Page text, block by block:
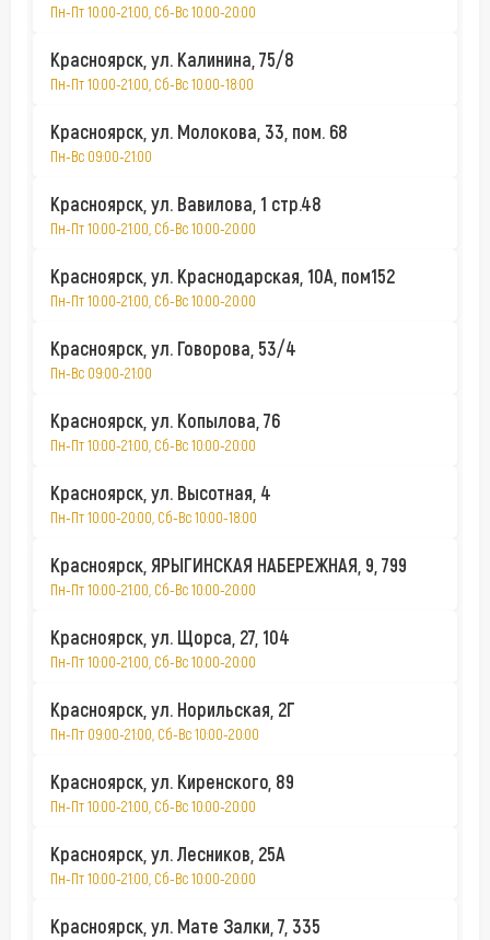
Пн-Пт 10:00-21:00, Сб-Вс 10:00-20:00
Красноярск, ул. Калинина, 75/8
Пн-Пт 10:00-21:00, Сб-Вс 10:00-18:00
Красноярск, ул. Молокова, 33, пом. 68
Пн-Вс 09:00-21:00
Красноярск, ул. Вавилова, 1 стр.48
Пн-Пт 10:00-21:00, Сб-Вс 10:00-20:00
Красноярск, ул. Краснодарская, 10А, пом152
Пн-Пт 10:00-21:00, Сб-Вс 10:00-20:00
Красноярск, ул. Говорова, 53/4
Пн-Вс 09:00-21:00
Красноярск, ул. Копылова, 76
Пн-Пт 10:00-21:00, Сб-Вс 10:00-20:00
Красноярск, ул. Высотная, 4
Пн-Пт 10:00-20:00, Сб-Вс 10:00-18:00
Красноярск, ЯРЫГИНСКАЯ НАБЕРЕЖНАЯ, 9, 799
Пн-Пт 10:00-21:00, Сб-Вс 10:00-20:00
Красноярск, ул. Щорса, 27, 104
Пн-Пт 10:00-21:00, Сб-Вс 10:00-20:00
Красноярск, ул. Норильская, 2Г
Пн-Пт 09:00-21:00, Сб-Вс 10:00-20:00
Красноярск, ул. Киренского, 89
Пн-Пт 10:00-21:00, Сб-Вс 10:00-20:00
Красноярск, ул. Лесников, 25А
Пн-Пт 10:00-21:00, Сб-Вс 10:00-20:00
Красноярск, ул. Мате Залки, 7, 335